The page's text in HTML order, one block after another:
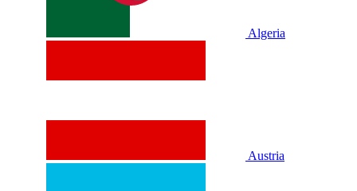
Algeria
Austria